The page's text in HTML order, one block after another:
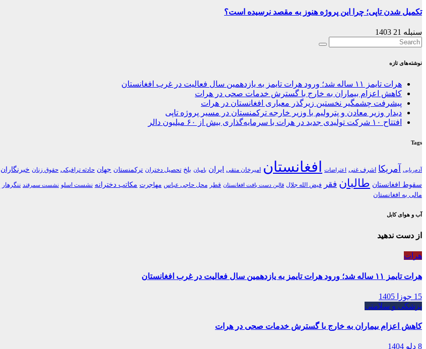
تکمیل شدن تاپی؛ چرا این پروژه هنوز به مقصد نرسیده است؟
سنبله 21 1403
نوشته‌های تازه
هرات تایمز ۱۱ ساله شد؛ ورود هرات تایمز به یازدهمین سال فعالیت در غرب افغانستان
کاهش اعزام بیماران به خارج با گسترش خدمات صحی در هرات
پیشرفت چشمگیر نخستین زیرگذر معیاری افغانستان در هرات
دیدار وزیر معادن و پترولیم با وزیر خارجه ترکمنستان در مسیر پروژه تاپی
افتتاح ۱۰ شرکت تولیدی جدید در هرات با سرمایه‌گذاری بیش از ۶۰ میلیون دالر
Tags
آدم‌ربایی آمریکا اشرف غنی اعتراضات افغانستان امیرخان متقی ایران بامیان بلخ تحصیل دختران ترکمنستان جهان حادثه ترافیکی حقوق زنان خبرنگاران
سقوط افغانستان طالبان فقر فیض الله جلال قالین دست بافت افغانستان قطر محل حاجی عباس مهاجرت مکاتب دخترانه نشست اسلو نشست سمرقند ننگرهار
مالی به افغانستان
آب و هوای کابل
از دست ندهید
هرات
هرات تایمز ۱۱ ساله شد؛ ورود هرات تایمز به یازدهمین سال فعالیت در غرب افغانستان
15 جوزا 1405
پزشکی و سلامتی
کاهش اعزام بیماران به خارج با گسترش خدمات صحی در هرات
8 دلو 1404